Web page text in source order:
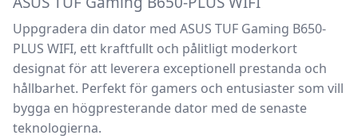
Uppgradera din dator med ASUS TUF Gaming B650-
PLUS WIFI, ett kraftfullt och pålitligt moderkort
designat för att leverera exceptionell prestanda och
hållbarhet. Perfekt för gamers och entusiaster som vill
bygga en högpresterande dator med de senaste
teknologierna.